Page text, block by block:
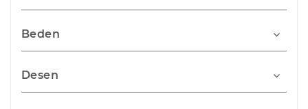
Beden
Desen